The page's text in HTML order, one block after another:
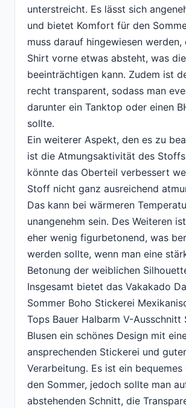
unterstreicht. Es lässt sich
und bietet Komfort für den
muss darauf hingewiesen werden,
Shirt vorne etwas absteht, was
beeinträchtigen kann. Zudem ist
recht transparent, sodass man
darunter ein Tanktop oder einen
sollte.
Ein weiterer Aspekt, den es zu
ist die Atmungsaktivität des
könnte das Oberteil verbessert
Stoff nicht ganz ausreichend
Das kann bei wärmeren
unangenehm sein. Des Weiteren
eher wenig figurbetonend, was
werden sollte, wenn man eine
Betonung der weiblichen
Insgesamt bietet das Vakakado
Sommer Boho Stickerei
Tops Bauer Halbarm V-Ausschnitt
Blusen ein schönes Design mit
ansprechenden Stickerei und guter
Verarbeitung. Es ist ein
den Sommer, jedoch sollte man
abstehenden Schnitt, die